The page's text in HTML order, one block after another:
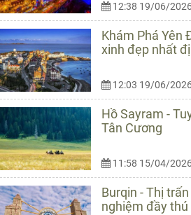
12:38 19/06/2026
Khám Phá Yên
xinh đẹp nhất
12:03 19/06/2026
Hồ Sayram -
Tân Cương
11:58 15/04/2026
Burqin - Thị
nghiệm đầy thú